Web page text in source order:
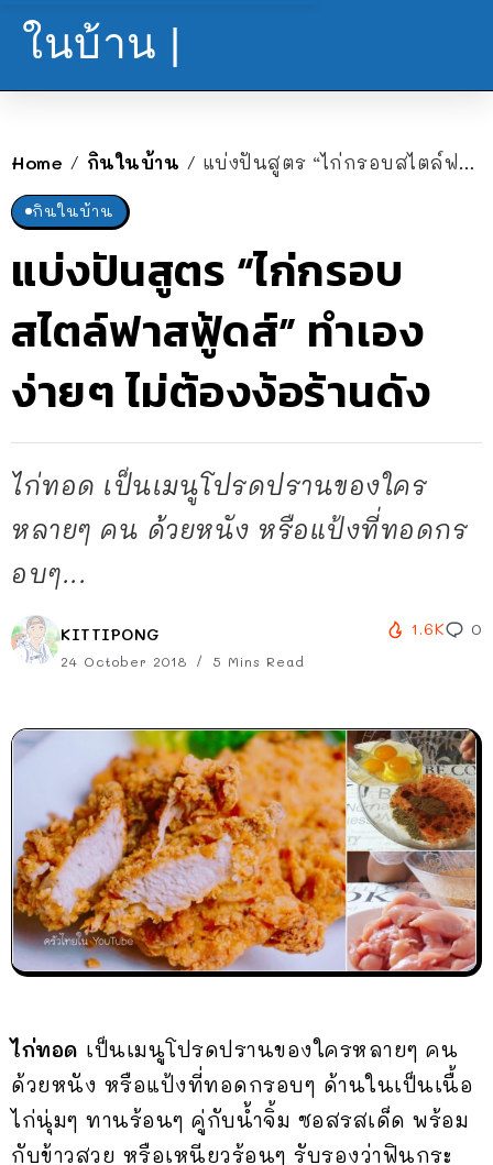
ในบ้าน |
Home / กินในบ้าน / แบ่งปันสูตร “ไก่กรอบสไตล์ฟาสฟู้ดส์” ทำเองง่ายๆ ไม่ต้องง้อร้านดัง
กินในบ้าน
แบ่งปันสูตร “ไก่กรอบ
สไตล์ฟาสฟู้ดส์” ทำเอง
ง่ายๆ ไม่ต้องง้อร้านดัง
ไก่ทอด เป็นเมนูโปรดปรานของใคร
หลายๆ คน ด้วยหนัง หรือแป้งที่ทอดกร
อบๆ...
KITTIPONG
24 October 2018 5 Mins Read
1.6K 0
ไก่ทอด เป็นเมนูโปรดปรานของใครหลายๆ คน
ด้วยหนัง หรือแป้งที่ทอดกรอบๆ ด้านในเป็นเนื้อ
ไก่นุ่มๆ ทานร้อนๆ คู่กับน้ำจิ้ม ซอสรสเด็ด พร้อม
กับข้าวสวย หรือเหนียวร้อนๆ รับรองว่าฟินกระ